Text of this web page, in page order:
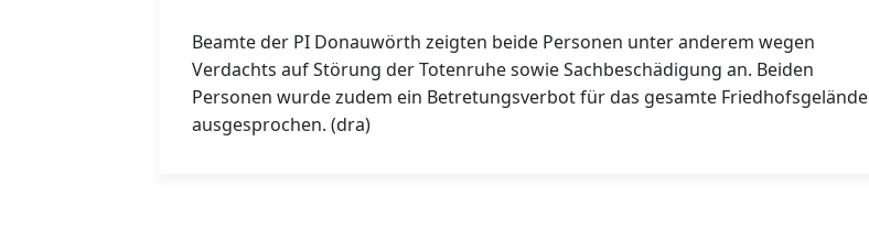
Beamte der PI Donauwörth zeigten beide Personen unter anderem wegen
Verdachts auf Störung der Totenruhe sowie Sachbeschädigung an. Beiden
Personen wurde zudem ein Betretungsverbot für das gesamte Friedhofsgelände
ausgesprochen. (dra)